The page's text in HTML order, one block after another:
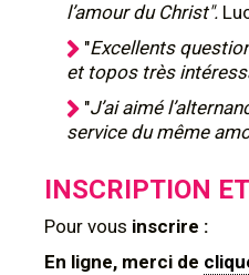
l’amour du Christ".
"Excellents
et topos très
"J’ai aimé
service du même
INSCRIPTION
Pour vous inscrire :
En ligne, merci de